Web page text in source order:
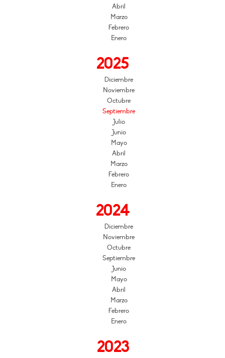
Abril
Marzo
Febrero
Enero
2025
Diciembre
Noviembre
Octubre
Septiembre
Julio
Junio
Mayo
Abril
Marzo
Febrero
Enero
2024
Diciembre
Noviembre
Octubre
Septiembre
Junio
Mayo
Abril
Marzo
Febrero
Enero
2023